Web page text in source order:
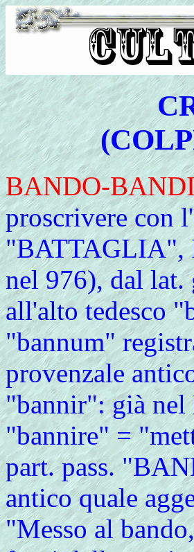
BANDO-
proscrivere con
"BATTAGLIA",
nel 976), dal lat.
all'alto tedesco
"bannum"
provenzale
"bannir": già nel
"bannire" =
part. pass.
antico quale
"Messo al